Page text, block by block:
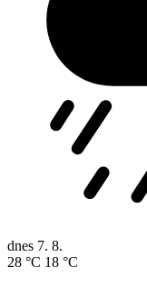
dnes 7. 8.
28 °C 18 °C